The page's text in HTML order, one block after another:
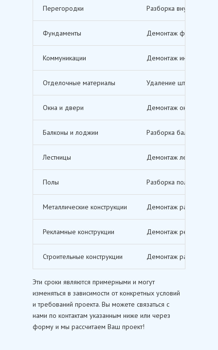
Перегородки Разборка внутренних
Фундаменты Демонтаж
Коммуникации Демонтаж инженерных
Отделочные материалы Удаление штукатурки,
Окна и двери Демонтаж оконных и
Балконы и лоджии Разборка балконов и
Лестницы Демонтаж лестничных
Полы Разборка полов,
Металлические конструкции Демонтаж различных
Рекламные конструкции Демонтаж рекламных
Строительные конструкции Демонтаж различных
Эти сроки являются примерными и могут
изменяться в зависимости от конкретных условий
и требований проекта. Вы можете связаться с
нами по контактам указанным ниже или через
форму и мы рассчитаем Ваш проект!